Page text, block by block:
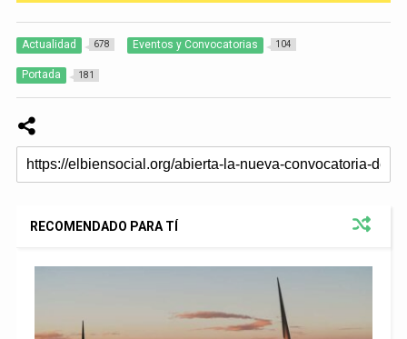
Actualidad 678 Eventos y Convocatorias 104
Portada 181
RECOMENDADO PARA TÍ